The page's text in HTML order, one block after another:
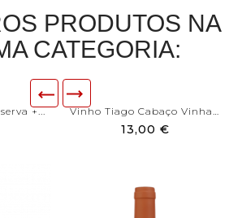
PRODUTOS NA
CATEGORIA:
+... Vinho Tiago Cabaço Vinhas...
13,00 €